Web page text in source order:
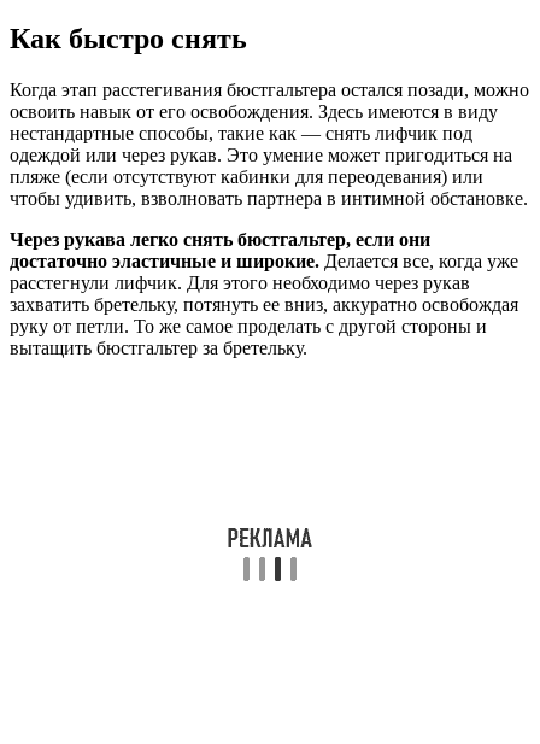
Как быстро снять
Когда этап расстегивания бюстгальтера остался позади, можно
освоить навык от его освобождения. Здесь имеются в виду
нестандартные способы, такие как — снять лифчик под
одеждой или через рукав. Это умение может пригодиться на
пляже (если отсутствуют кабинки для переодевания) или
чтобы удивить, взволновать партнера в интимной обстановке.
Через рукава легко снять бюстгальтер, если они
достаточно эластичные и широкие. Делается все, когда уже
расстегнули лифчик. Для этого необходимо через рукав
захватить бретельку, потянуть ее вниз, аккуратно освобождая
руку от петли. То же самое проделать с другой стороны и
вытащить бюстгальтер за бретельку.